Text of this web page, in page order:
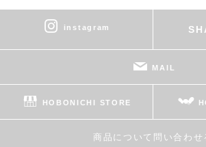
instagram
MAIL
HOBONICHI STORE
商品について問い合わせ